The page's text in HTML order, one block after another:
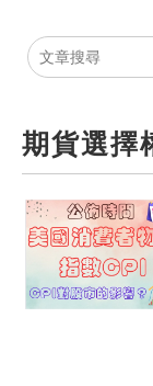
期貨選擇